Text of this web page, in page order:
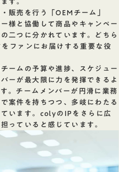
販売を行う「OEMチーム」
様と協働して商品やキャンペー
二つに分かれています。どちら
ファンにお届けする重要な役
ームの予算や進捗、スケジュー
ーが最大限に力を発揮できるよ
。チームメンバーが円滑に業務
案件を持ちつつ、多岐にわたる
います。colyのIPをさらに広
っていると感じています。